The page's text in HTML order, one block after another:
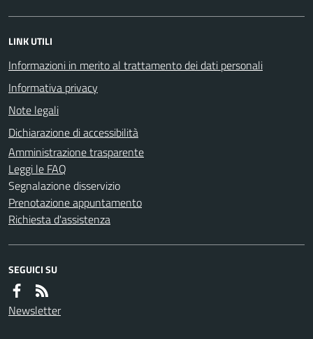
LINK UTILI
Informazioni in merito al trattamento dei dati personali
Informativa privacy
Note legali
Dichiarazione di accessibilità
Amministrazione trasparente
Leggi le FAQ
Segnalazione disservizio
Prenotazione appuntamento
Richiesta d'assistenza
SEGUICI SU
Newsletter